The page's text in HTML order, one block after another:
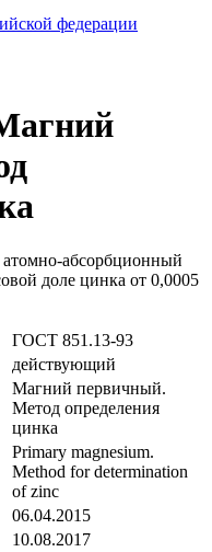
федерации
атомно-абсорбционный
доле цинка от 0,0005
ГОСТ 851.13-93
действующий
Магний первичный.
Метод определения
цинка
Primary magnesium.
Method for determination
of zinc
06.04.2015
10.08.2017